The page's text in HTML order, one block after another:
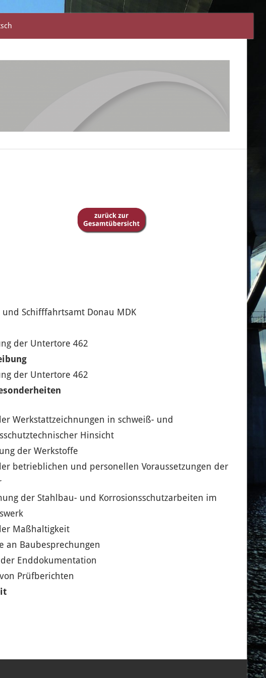
und Schifffahrtsamt Donau MDK
der Untertore 462
der Untertore 462
Werkstattzeichnungen in schweiß- und
Hinsicht
der Werkstoffe
betrieblichen und personellen Voraussetzungen der
der Stahlbau- und Korrosionsschutzarbeiten im
Maßhaltigkeit
an Baubesprechungen
Enddokumentation
Prüfberichten